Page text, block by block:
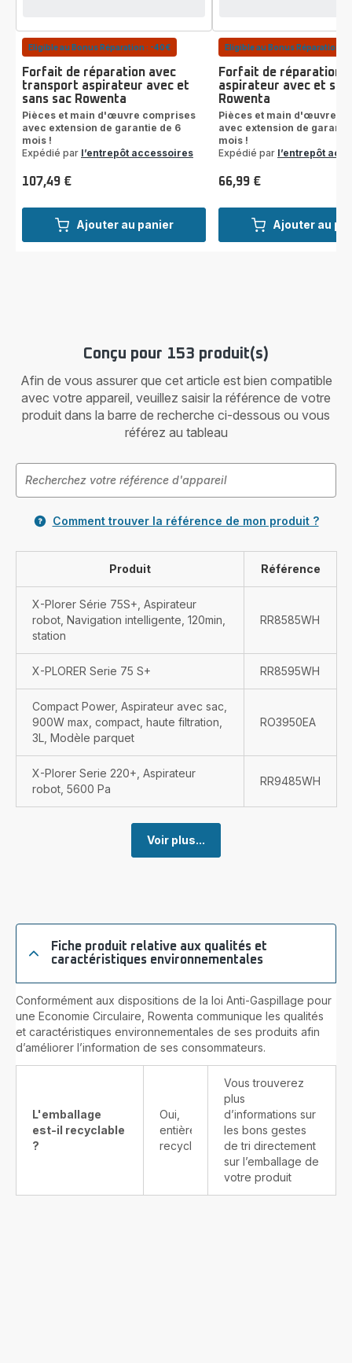
Ajouter au panier
Eligible au Bonus Réparation : -40€
Forfait de réparation avec
transport aspirateur avec et
sans sac Rowenta
Pièces et main d'œuvre comprises
avec extension de garantie de 6
mois !
Expédié par l’entrepôt accessoires
Prix
107,49 €
Ajouter au
Eligible au Bonus Réparation :
Forfait de réparation
aspirateur avec et
Rowenta
Pièces et main d'œuvre
avec extension de
mois !
Expédié par l’entrepôt
Prix
66,99 €
Conçu pour 153 produit(s)
Afin de vous assurer que cet article est bien compatible
avec votre appareil, veuillez saisir la référence de votre
produit dans la barre de recherche ci-dessous ou vous
référez au tableau
Comment trouver la référence de mon produit ?
Produit Référence
X-Plorer Série 75S+, Aspirateur
robot, Navigation intelligente, 120min,
station
RR8585WH
X-PLORER Serie 75 S+ RR8595WH
Compact Power, Aspirateur avec sac,
900W max, compact, haute filtration,
3L, Modèle parquet
RO3950EA
X-Plorer Serie 220+, Aspirateur
robot, 5600 Pa
RR9485WH
Voir plus...
Fiche produit relative aux qualités et
caractéristiques environnementales
Conformément aux dispositions de la loi Anti-Gaspillage pour
une Economie Circulaire, Rowenta communique les qualités
et caractéristiques environnementales de ses produits afin
d’améliorer l’information de ses consommateurs.
L'emballage
est-il recyclable
?
Oui,
entièrement
recyclable
Vous trouverez
plus
d’informations sur
les bons gestes
de tri directement
sur l’emballage de
votre produit